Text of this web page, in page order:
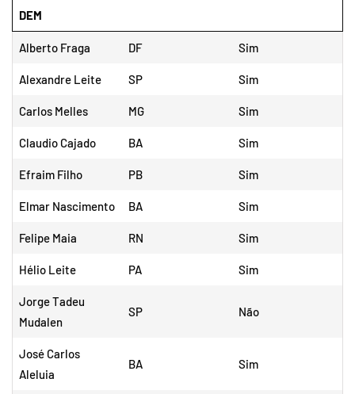
DEM
Alberto Fraga DF Sim
Alexandre Leite SP Sim
Carlos Melles MG Sim
Claudio Cajado BA Sim
Efraim Filho PB Sim
Elmar Nascimento BA Sim
Felipe Maia RN Sim
Hélio Leite PA Sim
Jorge Tadeu
Mudalen
SP Não
José Carlos
Aleluia
BA Sim